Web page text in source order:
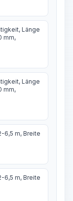
Länge
mm,
Länge
mm,
6,5 m, Breite
6,5 m, Breite